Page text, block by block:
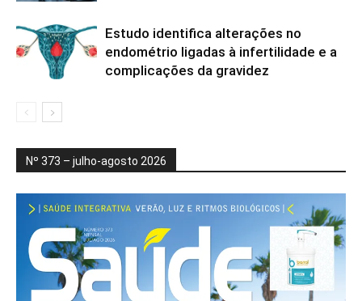
Estudo identifica alterações no
endométrio ligadas à infertilidade e a
complicações da gravidez
Nº 373 – julho-agosto 2026